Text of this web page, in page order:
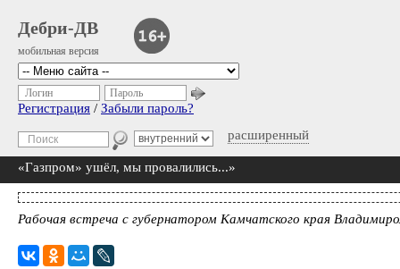
Дебри-ДВ
мобильная версия
расширенный
Логин Пароль
Регистрация / Забыли пароль?
«Газпром» ушёл, мы провалились...»
Рабочая встреча с губернатором Камчатского края